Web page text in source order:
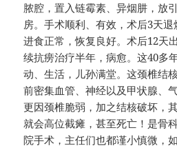
脓腔，置入链霉素、异烟肼，放
房。手术顺利、有效，术后3天退
进食正常，恢复良好。术后12天
续抗痨治疗半年，病愈。这40多
动、生活，儿孙满堂。这颈椎结
前密集血管、神经以及甲状腺、
更因颈椎脆弱，加之结核破坏，
就会高位截瘫，甚至死亡！是骨
院手术，主任们也都谨小慎微，